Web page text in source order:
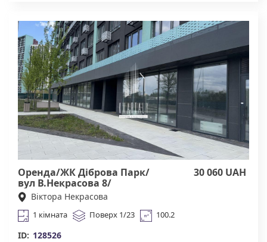
для салону краси, кав’ярні, магазину чи іншого
бізнесу. Чудова інфраструктура. У пішій доступності
магазини, кафе, школи, дитячі садки, медичні
заклади. Тихий та затишний двір, зони для відпочинку
та паркування. Зручна транспортна розв'язка.
Агентство нерухомості "Квартали" Працюючи з нами,
ви отримуєте лише перевірене житло від реальних
орендодавців за адекватною ціною. Підтримка на всіх
етапах угоди. Ми гарантуємо, що ви залишитеся
задоволені співпрацею! КОМІСІЯ АН Квартали 50% за
фактом підписання договору оренди.
Оренда/ЖК Діброва Парк/
вул В.Некрасова 8/
Подільський
30 060 UAH
Віктора Некрасова
1 кімната Поверх 1/23 100.2
ID: 128526